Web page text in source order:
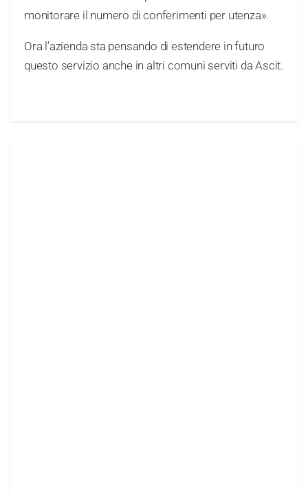
monitorare il numero di conferimenti per utenza».
Ora l’azienda sta pensando di estendere in futuro
questo servizio anche in altri comuni serviti da Ascit.